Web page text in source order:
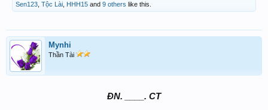
Sen123 Tộc Lài HHH15 and 9 others like this.
Mynhi
Thần Tài
ĐN. ____. CT